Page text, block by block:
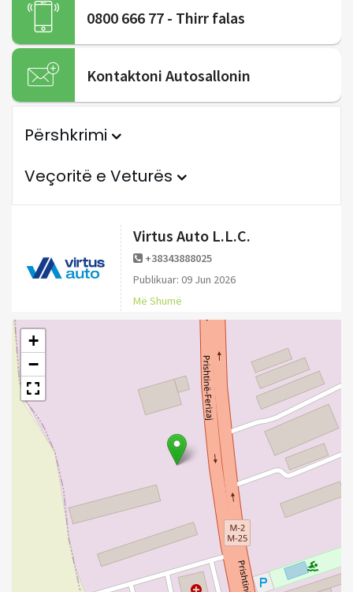
0800 666 77 - Thirr falas
Kontaktoni Autosallonin
Përshkrimi
Veçoritë e Veturës
Virtus Auto L.L.C.
+38343888025
Publikuar: 09 Jun 2026
Më Shumë
+
−